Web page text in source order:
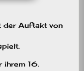
der Auftakt von
ihrem 16.